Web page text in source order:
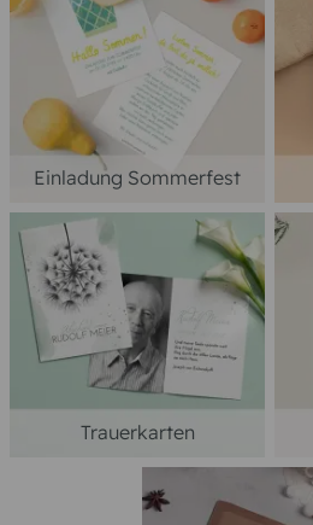
Einladung Sommerfest
Trauerkarten